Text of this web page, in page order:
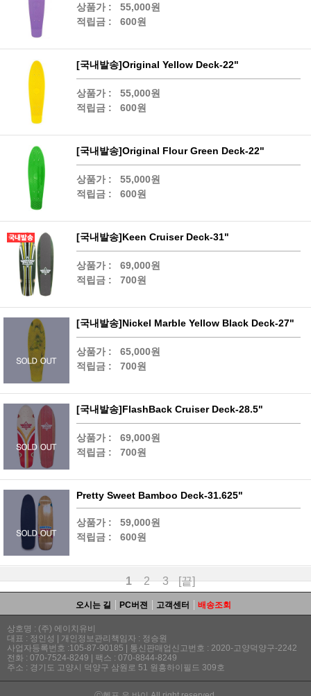
상품가 :
55,000원
적립금 :
600원
[국내발송]Original Yellow Deck-22"
상품가 :
55,000원
적립금 :
600원
[국내발송]Original Flour Green Deck-22"
상품가 :
55,000원
적립금 :
600원
[국내발송]Keen Cruiser Deck-31"
상품가 :
69,000원
적립금 :
700원
[국내발송]Nickel Marble Yellow Black Deck-27"
상품가 :
65,000원
적립금 :
700원
[국내발송]FlashBack Cruiser Deck-28.5"
상품가 :
69,000원
적립금 :
700원
Pretty Sweet Bamboo Deck-31.625"
상품가 :
59,000원
적립금 :
600원
1 2 3 [끝]
오시는 길 PC버젼 고객센터 배송조회
상호명 : (주) 에이치유비
대표 : 정인성 | 개인정보관리책임자 : 정승원
사업자등록번호 :105-87-90185 | 통신판매업신고번호 : 2020-고양덕양구-2242
전화 : 070-7524-8249 | 팩스 : 070-8844-8249
주소 : 경기도 고양시 덕양구 삼원로 51 원흥하이필드 309호